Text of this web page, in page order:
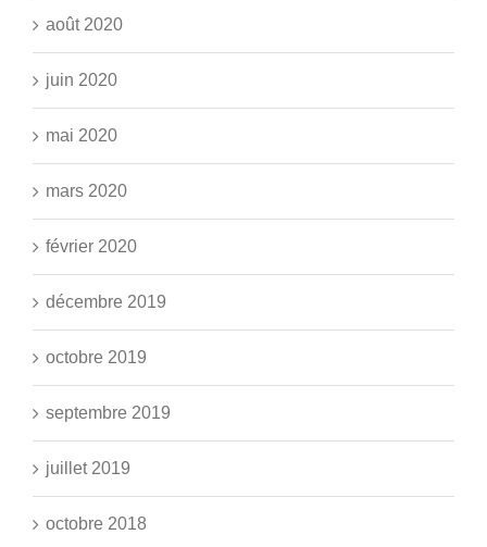
août 2020
juin 2020
mai 2020
mars 2020
février 2020
décembre 2019
octobre 2019
septembre 2019
juillet 2019
octobre 2018